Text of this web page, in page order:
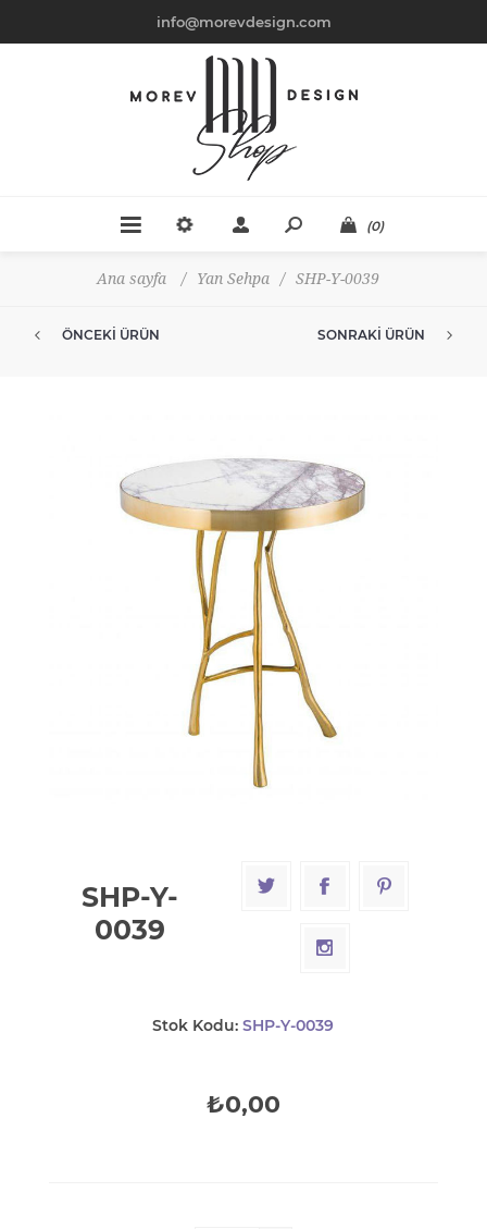
info@morevdesign.com
(0)
Ana sayfa / Yan Sehpa / SHP-Y-0039
ÖNCEKI ÜRÜN SONRAKI ÜRÜN
SHP-Y-
0039
Stok Kodu: SHP-Y-0039
₺0,00